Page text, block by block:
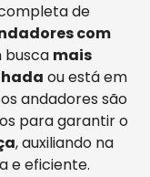
de
com
busca mais
ou está em
andadores são
para garantir o
, auxiliando na
e eficiente.